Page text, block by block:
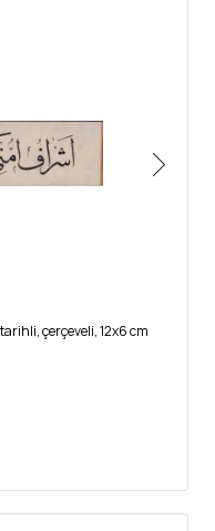
çerçeveli, 12x6 cm